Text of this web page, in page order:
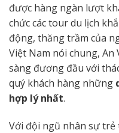
được hàng ngàn lượt
chức các tour du lịch
động, thăng trầm của
Việt Nam nói chung, An
sàng đương đầu với
quý khách hàng những
hợp lý nhất.
Với đội ngũ nhân sự